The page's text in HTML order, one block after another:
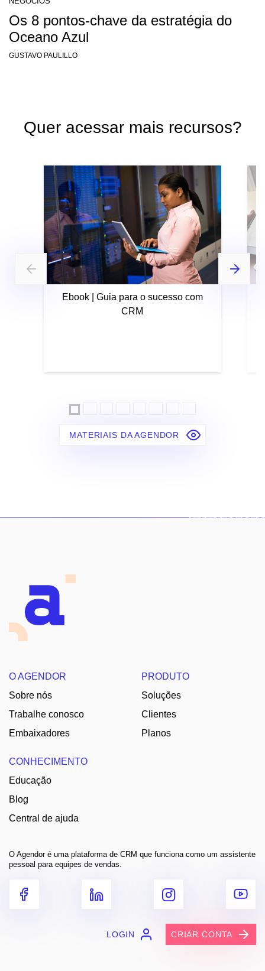
Os 8 pontos-chave da estratégia do
Oceano Azul
GUSTAVO PAULILLO
Quer acessar mais recursos?
Ebook | Guia para o sucesso com
CRM
MATERIAIS DA AGENDOR
O AGENDOR
Sobre nós
Trabalhe conosco
Embaixadores
PRODUTO
Soluções
Clientes
Planos
CONHECIMENTO
Educação
Blog
Central de ajuda
O Agendor é uma plataforma de CRM que funciona como um assistente
pessoal para equipes de vendas.
LOGIN CRIAR CONTA